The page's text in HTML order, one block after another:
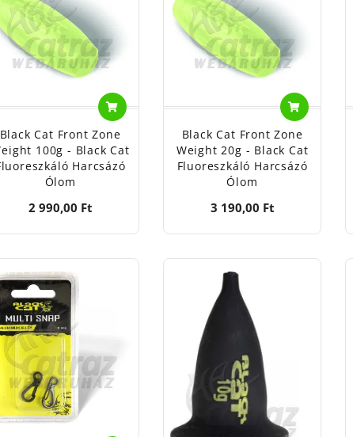
Black Cat Front Zone
100g - Black Cat
Harcsázó
Ólom
2 990,00 Ft
Black Cat Front Zone
Weight 20g - Black Cat
Fluoreszkáló Harcsázó
Ólom
3 190,00 Ft